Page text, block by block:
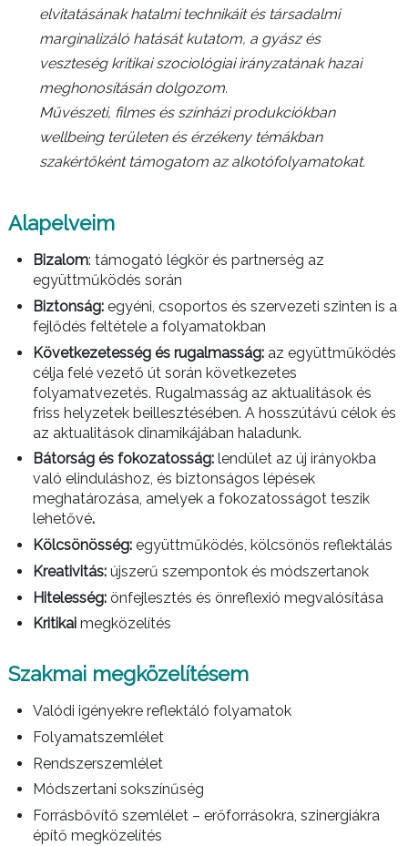
elvitatásának hatalmi technikáit és társadalmi
marginalizáló hatását kutatom, a gyász és
veszteség kritikai szociológiai irányzatának hazai
meghonosításán dolgozom.
Művészeti, filmes és színházi produkciókban
wellbeing területen és érzékeny témákban
szakértőként támogatom az alkotófolyamatokat.
Alapelveim
Bizalom: támogató légkör és partnerség az
együttműködés során
Biztonság:egyéni, csoportos és szervezeti szinten is a
fejlődés feltétele a folyamatokban
Következetesség és rugalmasság: az együttműködés
célja felé vezető út során következetes
folyamatvezetés. Rugalmasság az aktualitások és
friss helyzetek beillesztésében. A hosszútávú célok és
az aktualitások dinamikájában haladunk.
Bátorság és fokozatosság:lendület az új irányokba
való elinduláshoz, és biztonságos lépések
meghatározása, amelyek a fokozatosságot teszik
lehetővé.
Kölcsönösség:együttműködés, kölcsönös reflektálás
Kreativitás:újszerű szempontok és módszertanok
Hitelesség:önfejlesztés és önreflexió megvalósítása
Kritikaimegközelítés
Szakmai megközelítésem
Valódi igényekre reflektáló folyamatok
Folyamatszemlélet
Rendszerszemlélet
Módszertani sokszínűség
Forrásbővítő szemlélet – erőforrásokra, szinergiákra
építő megközelítés